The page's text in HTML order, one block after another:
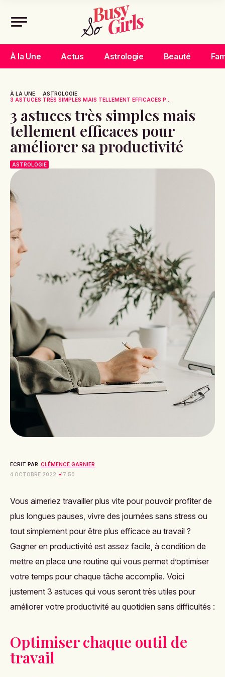
À la Une Actus Astrologie Beauté
À LA UNE
ASTROLOGIE
3 ASTUCES TRÈS SIMPLES MAIS TELLEMENT EFFICACES P...
3 astuces très simples mais
tellement efficaces pour
améliorer sa productivité
ASTROLOGIE
ECRIT PAR: CLÉMENCE GARNIER
4 OCTOBRE 2022
17:50
Vous aimeriez travailler plus vite pour pouvoir profiter de
plus longues pauses, vivre des journées sans stress ou
tout simplement pour être plus efficace au travail ?
Gagner en productivité est assez facile, à condition de
mettre en place une routine qui vous permet d’optimiser
votre temps pour chaque tâche accomplie. Voici
justement 3 astuces qui vous seront très utiles pour
améliorer votre productivité au quotidien sans difficultés :
Optimiser chaque outil de
travail